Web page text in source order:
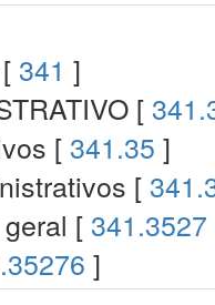
341 ]
[
[ 341.35 ]
[
[ 341.3527
]